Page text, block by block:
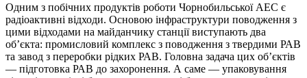
Одним з побічних продуктів роботи Чорнобильської АЕС є
радіоактивні відходи. Основою інфраструктури поводження з
цими відходами на майданчику станції виступають два
об’єкта: промисловий комплекс з поводження з твердими РАВ
та завод з переробки рідких РАВ. Головна задача цих об’єктів
— підготовка РАВ до захоронення. А саме — упаковування